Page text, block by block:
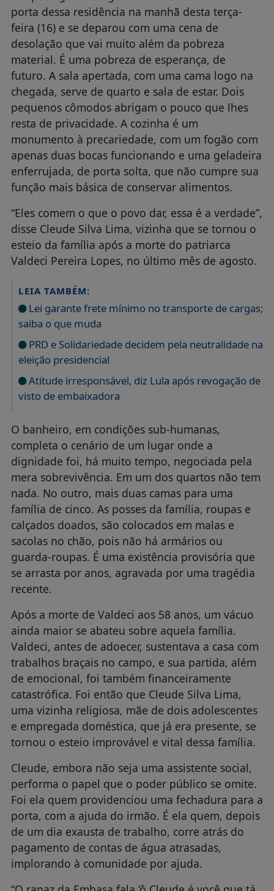
porta dessa residência na manhã desta terça-
feira (16) e se deparou com uma cena de
desolação que vai muito além da pobreza
material. É uma pobreza de esperança, de
futuro. A sala apertada, com uma cama logo na
chegada, serve de quarto e sala de estar. Dois
pequenos cômodos abrigam o pouco que lhes
resta de privacidade. A cozinha é um
monumento à precariedade, com um fogão com
apenas duas bocas funcionando e uma geladeira
enferrujada, de porta solta, que não cumpre sua
função mais básica de conservar alimentos.
“Eles comem o que o povo dar, essa é a verdade”,
disse Cleude Silva Lima, vizinha que se tornou o
esteio da família após a morte do patriarca
Valdeci Pereira Lopes, no último mês de agosto.
LEIA TAMBÉM:
Lei garante frete mínimo no transporte de cargas;
saiba o que muda
PRD e Solidariedade decidem pela neutralidade na
eleição presidencial
Atitude irresponsável, diz Lula após revogação de
visto de embaixadora
O banheiro, em condições sub-humanas,
completa o cenário de um lugar onde a
dignidade foi, há muito tempo, negociada pela
mera sobrevivência. Em um dos quartos não tem
nada. No outro, mais duas camas para uma
família de cinco. As posses da família, roupas e
calçados doados, são colocados em malas e
sacolas no chão, pois não há armários ou
guarda-roupas. É uma existência provisória que
se arrasta por anos, agravada por uma tragédia
recente.
Após a morte de Valdeci aos 58 anos, um vácuo
ainda maior se abateu sobre aquela família.
Valdeci, antes de adoecer, sustentava a casa com
trabalhos braçais no campo, e sua partida, além
de emocional, foi também financeiramente
catastrófica. Foi então que Cleude Silva Lima,
uma vizinha religiosa, mãe de dois adolescentes
e empregada doméstica, que já era presente, se
tornou o esteio improvável e vital dessa família.
Cleude, embora não seja uma assistente social,
performa o papel que o poder público se omite.
Foi ela quem providenciou uma fechadura para a
porta, com a ajuda do irmão. É ela quem, depois
de um dia exausta de trabalho, corre atrás do
pagamento de contas de água atrasadas,
implorando à comunidade por ajuda.